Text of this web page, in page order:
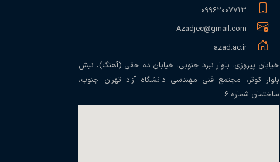
۰۹۹۶۲۰۰۷۷۱۳
Azadjec@gmail.com
azad.ac.ir
خیابان پیروزی، بلوار نبرد جنوبی، خیابان ده حقی (آهنگ)، نبش
بلوار کوثر، مجتمع فنی مهندسی دانشگاه آزاد تهران جنوب،
ساختمان شماره ۶